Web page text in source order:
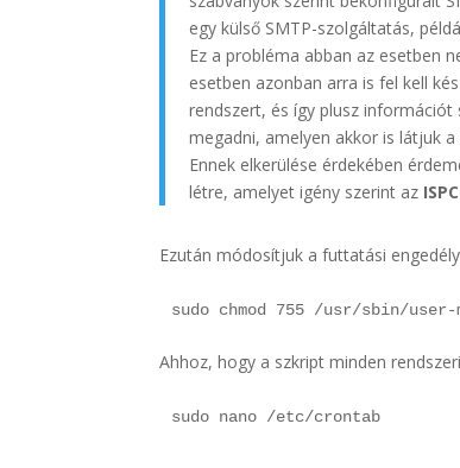
egy külső SMTP-szolgáltatás,
Ez a probléma abban az esetben
esetben azonban arra is fel kell
rendszert, és így plusz
megadni, amelyen akkor is látjuk
Ennek elkerülése érdekében
létre, amelyet igény szerint az
Ezután módosítjuk a futtatási
sudo chmod 755 /usr/sbin/
Ahhoz, hogy a szkript minden
sudo nano /etc/crontab